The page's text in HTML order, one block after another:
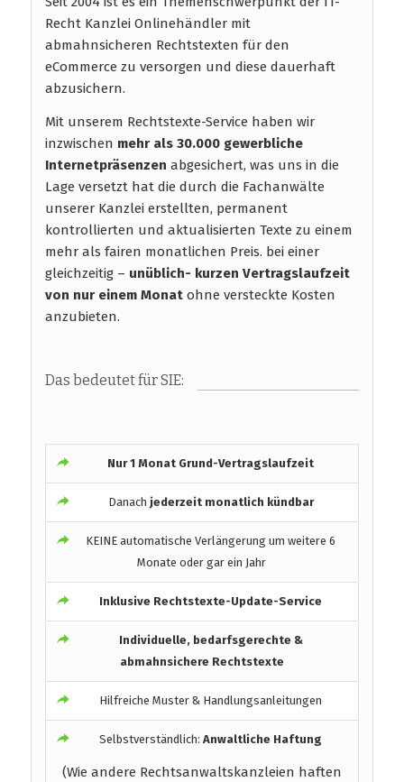
Recht Kanzlei Onlinehändler mit
abmahnsicheren Rechtstexten für den
eCommerce zu versorgen und diese dauerhaft
abzusichern.
Mit unserem Rechtstexte-Service haben wir
inzwischen mehr als 30.000 gewerbliche
Internetpräsenzen abgesichert, was uns in die
Lage versetzt hat die durch die Fachanwälte
unserer Kanzlei erstellten, permanent
kontrollierten und aktualisierten Texte zu einem
mehr als fairen monatlichen Preis. bei einer
gleichzeitig – unüblich- kurzen Vertragslaufzeit
von nur einem Monat ohne versteckte Kosten
anzubieten.
Das bedeutet für SIE:
Nur 1 Monat Grund-Vertragslaufzeit
Danach jederzeit monatlich kündbar
KEINE automatische Verlängerung um weitere 6
Monate oder gar ein Jahr
Inklusive Rechtstexte-Update-Service
Individuelle, bedarfsgerechte &
abmahnsichere Rechtstexte
Hilfreiche Muster & Handlungsanleitungen
Selbstverständlich:Anwaltliche Haftung
(Wie andere Rechtsanwaltskanzleien haften